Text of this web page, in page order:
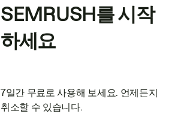
SEMRUSH를 시작
하세요
7일간 무료로 사용해 보세요. 언제든지
취소할 수 있습니다.